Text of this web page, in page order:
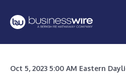
Oct 5, 2023 5:00 AM Eastern